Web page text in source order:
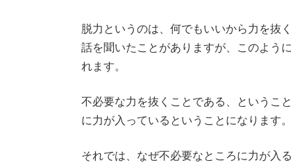
脱力というのは、何でもいいから力を抜
話を聞いたことがありますが、このよう
れます。
不必要な力を抜くことである、というこ
に力が入っているということになります。
それでは、なぜ不必要なところに力が入